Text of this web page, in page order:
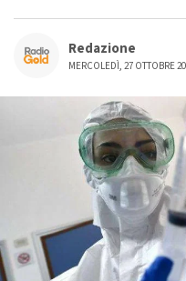
Redazione
MERCOLEDÌ, 27 OTTOBRE